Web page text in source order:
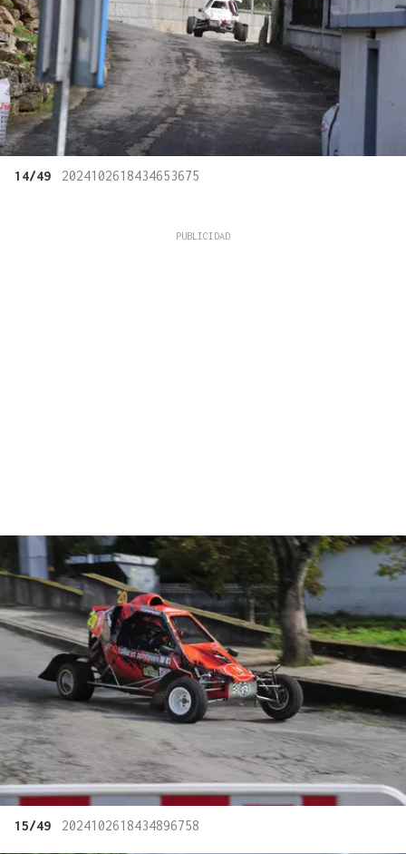
14/49 2024102618434653675
15/49 2024102618434896758